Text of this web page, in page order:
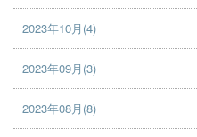
2023年10月(4)
2023年09月(3)
2023年08月(8)